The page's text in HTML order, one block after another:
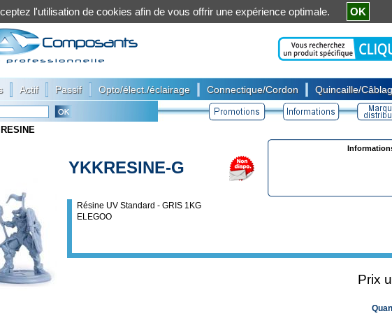
Actif Passif Opto/élect./éclairage Connectique/Cordon Quincaille/
RESINE
YKKRESINE-G
Résine UV Standard - GRIS 1KG
ELEGOO
Prix
l'utilisation de cookies afin de vous offrir une expérience optimale. OK